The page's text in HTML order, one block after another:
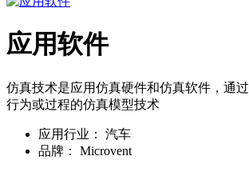
应用软件
仿真技术是应用仿真硬件和仿真软件，通
行为或过程的仿真模型技术
应用行业：
汽车
品牌：
Microvent